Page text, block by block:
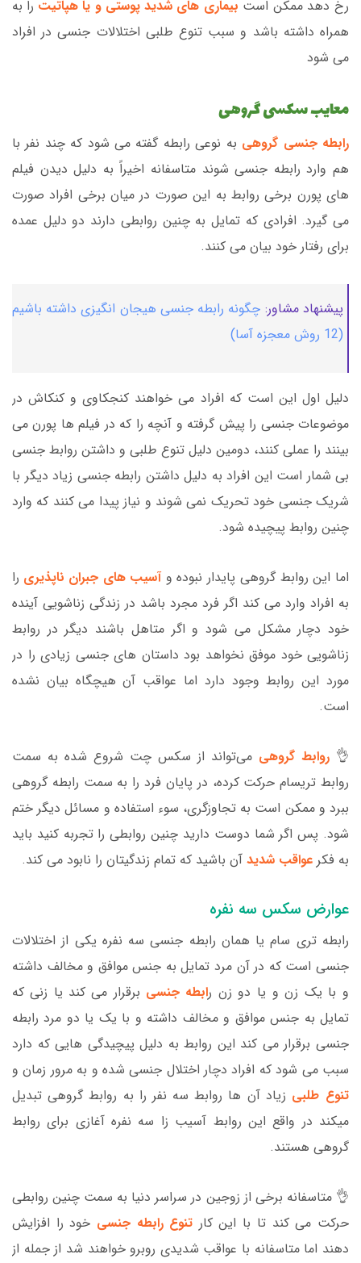
رخ دهد ممکن است بیماری های شدید پوستی و یا هپاتیت را به
همراه داشته باشد و سبب تنوع طلبی اختلالات جنسی در افراد
می شود
معایب سکسی گروهی
رابطه جنسی گروهی به نوعی رابطه گفته می شود که چند نفر با
هم وارد رابطه جنسی شوند متاسفانه اخیراً به دلیل دیدن فیلم
های پورن برخی روابط به این صورت در میان برخی افراد صورت
می گیرد. افرادی که تمایل به چنین روابطی دارند دو دلیل عمده
برای رفتار خود بیان می کنند.
پیشنهاد مشاور: چگونه رابطه جنسی هیجان انگیزی داشته باشیم
(12 روش معجزه آسا)
دلیل اول این است که افراد می خواهند کنجکاوی و کنکاش در
موضوعات جنسی را پیش گرفته و آنچه را که در فیلم ها پورن می
بینند را عملی کنند، دومین دلیل تنوع طلبی و داشتن روابط جنسی
بی شمار است این افراد به دلیل داشتن رابطه جنسی زیاد دیگر با
شریک جنسی خود تحریک نمی شوند و نیاز پیدا می کنند که وارد
چنین روابط پیچیده شود.
اما این روابط گروهی پایدار نبوده وآسیب های جبران ناپذیری را
به افراد وارد می کند اگر فرد مجرد باشد در زندگی زناشویی آینده
خود دچار مشکل می شود و اگر متاهل باشند دیگر در روابط
زناشویی خود موفق نخواهد بود داستان های جنسی زیادی را در
مورد این روابط وجود دارد اما عواقب آن هیچگاه بیان نشده
است.
👌 روابط گروهی می‌تواند از سکس چت شروع شده به سمت
روابط تریسام حرکت کرده، در پایان فرد را به سمت رابطه گروهی
ببرد و ممکن است به تجاوزگری، سوء استفاده و مسائل دیگر ختم
شود. پس اگر شما دوست دارید چنین روابطی را تجربه کنید باید
به فکر عواقب شدید آن باشید که تمام زندگیتان را نابود می کند.
عوارض سکس سه نفره
رابطه تری سام یا همان رابطه جنسی سه نفره یکی از اختلالات
جنسی است که در آن مرد تمایل به جنس موافق و مخالف داشته
و با یک زن و یا دو زن رابطه جنسی برقرار می کند یا زنی که
تمایل به جنس موافق و مخالف داشته و با یک یا دو مرد رابطه
جنسی برقرار می کند این روابط به دلیل پیچیدگی هایی که دارد
سبب می شود که افراد دچار اختلال جنسی شده و به مرور زمان و
تنوع طلبی زیاد آن ها روابط سه نفر را به روابط گروهی تبدیل
میکند در واقع این روابط آسیب زا سه نفره آغازی برای روابط
گروهی هستند.
👌 متاسفانه برخی از زوجین در سراسر دنیا به سمت چنین روابطی
حرکت می کند تا با این کار تنوع رابطه جنسی خود را افزایش
دهند اما متاسفانه با عواقب شدیدی روبرو خواهند شد از جمله از